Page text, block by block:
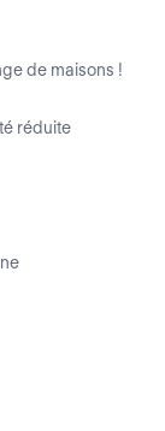
de maisons !
réduite